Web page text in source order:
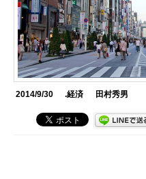
2014/9/30 .経済 田村秀男